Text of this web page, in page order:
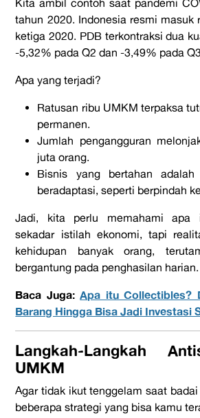
Kita ambil contoh saat pandemi
tahun 2020. Indonesia resmi masuk
ketiga 2020. PDB terkontraksi dua
-5,32% pada Q2 dan -3,49% pada
Apa yang terjadi?
Ratusan ribu UMKM terpaksa
permanen.
Jumlah pengangguran
juta orang.
Bisnis yang bertahan
beradaptasi, seperti berpindah
Jadi, kita perlu memahamiapa
sekadar istilah ekonomi, tapi
kehidupan banyak orang,
bergantung pada penghasilan harian.
Baca Juga:Apa itu Collectibles?
Barang Hingga Bisa Jadi Investasi
Langkah-Langkah
UMKM
Agar tidak ikut tenggelam saat
beberapa strategi yang bisa kamu